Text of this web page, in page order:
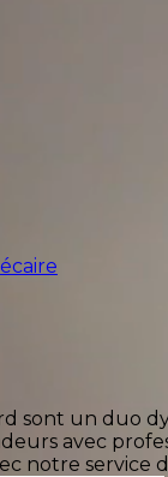
sont un duo
avec
notre service